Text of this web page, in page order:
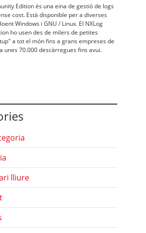
Edition és una eina de gestió de logs
cost. Està disponible per a diverses
Windows i GNU / Linux. El NXLog
ho usen des de milers de petites
a tot el món fins a grans empreses de
unes 70.000 descàrregues fins avui.
lliure